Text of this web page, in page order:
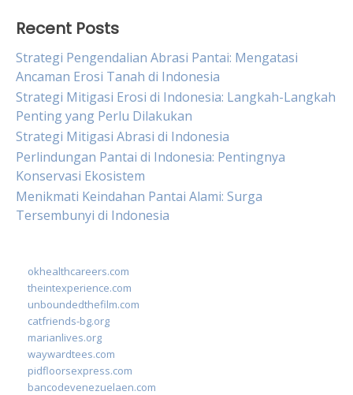
Recent Posts
Strategi Pengendalian Abrasi Pantai: Mengatasi
Ancaman Erosi Tanah di Indonesia
Strategi Mitigasi Erosi di Indonesia: Langkah-Langkah
Penting yang Perlu Dilakukan
Strategi Mitigasi Abrasi di Indonesia
Perlindungan Pantai di Indonesia: Pentingnya
Konservasi Ekosistem
Menikmati Keindahan Pantai Alami: Surga
Tersembunyi di Indonesia
okhealthcareers.com
theintexperience.com
unboundedthefilm.com
catfriends-bg.org
marianlives.org
waywardtees.com
pidfloorsexpress.com
bancodevenezuelaen.com